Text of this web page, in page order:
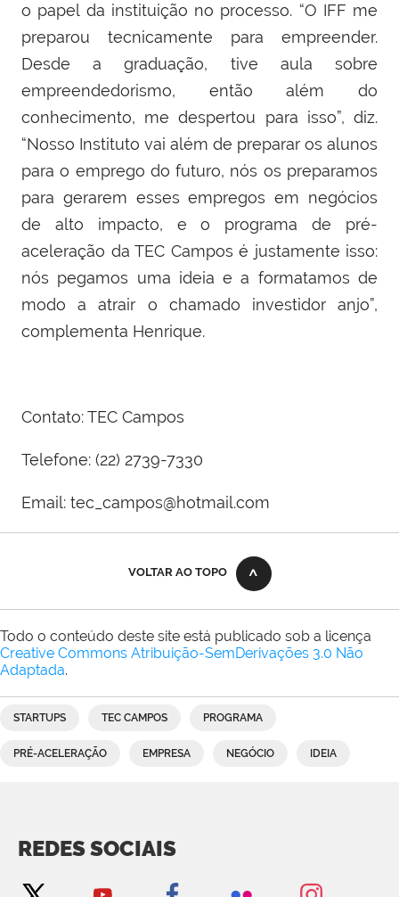
o papel da instituição no processo. “O IFF me
preparou tecnicamente para empreender.
Desde a graduação, tive aula sobre
empreendedorismo, então além do
conhecimento, me despertou para isso”, diz.
“Nosso Instituto vai além de preparar os alunos
para o emprego do futuro, nós os preparamos
para gerarem esses empregos em negócios
de alto impacto, e o programa de pré-
aceleração da TEC Campos é justamente isso:
nós pegamos uma ideia e a formatamos de
modo a atrair o chamado investidor anjo”,
complementa Henrique.
Contato: TEC Campos
Telefone: (22) 2739-7330
Email: tec_campos@hotmail.com
VOLTAR AO TOPO
Todo o conteúdo deste site está publicado sob a licença
Creative Commons Atribuição-SemDerivações 3.0 Não
Adaptada.
STARTUPS TEC CAMPOS PROGRAMA
PRÉ-ACELERAÇÃO EMPRESA NEGÓCIO IDEIA
REDES SOCIAIS